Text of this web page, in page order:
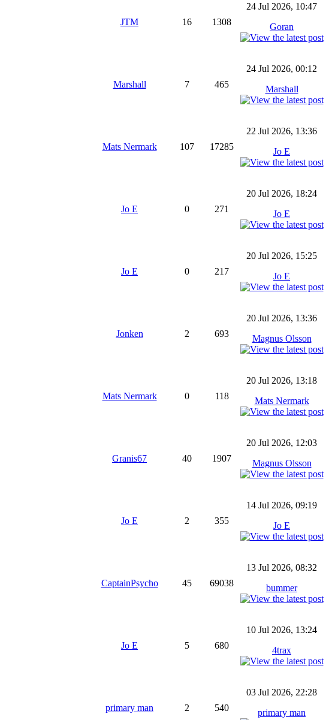
JTM 16 1308
24 Jul 2026, 10:47
Goran
Marshall 7 465
24 Jul 2026, 00:12
Marshall
Mats Nermark 107 17285
22 Jul 2026, 13:36
Jo E
Jo E 0 271
20 Jul 2026, 18:24
Jo E
Jo E 0 217
20 Jul 2026, 15:25
Jo E
Jonken 2 693
20 Jul 2026, 13:36
Magnus Olsson
Mats Nermark 0 118
20 Jul 2026, 13:18
Mats Nermark
Granis67 40 1907
20 Jul 2026, 12:03
Magnus Olsson
Jo E 2 355
14 Jul 2026, 09:19
Jo E
CaptainPsycho 45 69038
13 Jul 2026, 08:32
bummer
Jo E 5 680
10 Jul 2026, 13:24
4trax
primary man 2 540
03 Jul 2026, 22:28
primary man